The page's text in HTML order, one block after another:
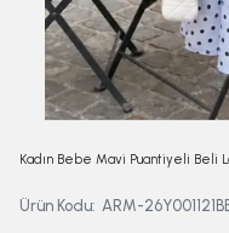
Kadın Bebe Mavi Puantiyeli Beli
Ürün Kodu: ARM-